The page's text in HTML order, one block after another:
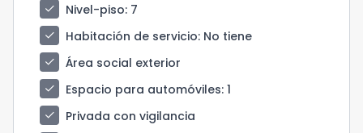
check
Nivel-piso: 7
check
Habitación de servicio: No tiene
check
Área social exterior
check
Espacio para automóviles: 1
check
Privada con vigilancia